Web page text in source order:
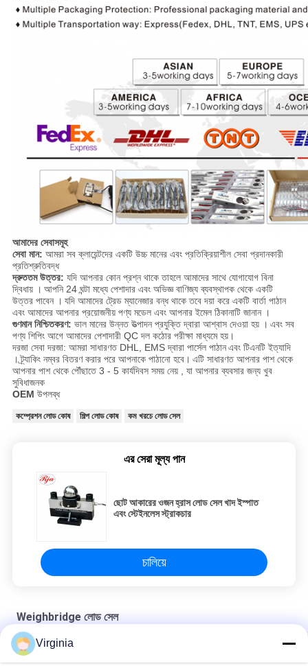
আমাদের সেবাসমূহ
সেবা মান: আমরা সব ক্লায়েন্টদের একটি উচ্চ মানের এবং প্রতিক্রিয়াশীল সেবা প্রদানকারী
প্রতিশ্রুতিবদ্ধ
দ্রুততম উত্তর: যদি আপনার কোন প্রশ্ন থাকে তাহলেআমাদের সাথে যোগাযোগ বিনা
দ্বিধায়। আপনি 24 ঘন্টা মধ্যে পেশাদার এবং অভিজ্ঞ বাণিজ্য ব্যবস্থাপক থেকে একটি
উত্তর পাবেন । যদি আমাদের ট্রেড ম্যানেজার বন্ধ থাকে তবে দয়া করে একটি বার্তা পাঠান
এবং আমাদের আপনার প্রয়োজনীয় পণ্য মডেল এবং আপনার ইমেল ঠিকানাটি জানান।
গুণমান নিশ্চিতকরণ: ভাল মানের উন্নত উত্পাদন প্রযুক্তি দ্বারা আশ্বাস দেওয়া হয় । এবং সব
পণ্য শিপিং আগে আমাদের পেশাদারী QC দল কঠোর পরীক্ষা মাধ্যমে হয়।
দরজা সেবা দরজা: আমরা সাধারণত DHL, EMS দ্বারা পার্সেল পাঠানএবং টিএনটিইত্যাদি
।ট্র্যাকিং নম্বর বিতরণ করার পরে আপনাকে পাঠানো হবে। এটি সাধারণত আপনারপাশ থেকে
আপনারপাশ থেকে পৌঁছাতে 3 - 5 কার্যদিবস সময় নেয়, যাআপনার ব্যবসার জন্য খুব
সুবিধাজনক
OEM উপলব্ধ
কম্প্রেশন লোড কোষ শিল্প লোড কোষ কম খরচে লোড সেল
এর সেরা মূল্য পান
ছোট আকারের ওজন হ্রাস লোড সেল খাদ ইস্পাত
এবং স্টেইনলেস স্ট্রাকচার
চালিয়ে
Weighbridge লোড সেল
ডিজিটাল ট্রাক আইশের জন্য 30 টন ডাবল বিম ওজনব্রিজ লোড সেল আইপি 67
Virginia